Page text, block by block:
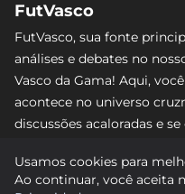
FutVasco
FutVasco, sua fonte
análises e debates no
Vasco da Gama! Aqui,
acontece no universo
discussões acaloradas e
nenhum lance e
rumo às vitórias! #Vasco
Usamos cookies para
Ao continuar, você aceita